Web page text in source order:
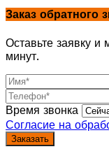
Заказ обратного
Оставьте заявку
минут.
Время звонка
Согласие на
Заказать